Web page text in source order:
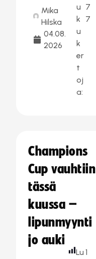
Mika
Hilska
04.08.
2026
u
k
u
k
er
t
oj
a:
7
7
Champions
Cup vauhtiin
tässä
kuussa –
lipunmyynti
jo auki
Lu 1